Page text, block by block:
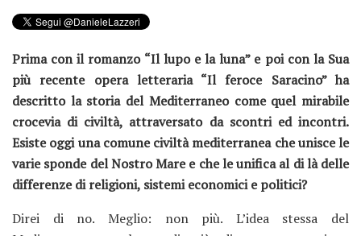
Prima con il romanzo “Il lupo e la luna” e poi con la Sua
più recente opera letteraria “Il feroce Saracino” ha
descritto la storia del Mediterraneo come quel mirabile
crocevia di civiltà, attraversato da scontri ed incontri.
Esiste oggi una comune civiltà mediterranea che unisce le
varie sponde del Nostro Mare e che le unifica al di là delle
differenze di religioni, sistemi economici e politici?
Direi di no. Meglio: non più. L’idea stessa del